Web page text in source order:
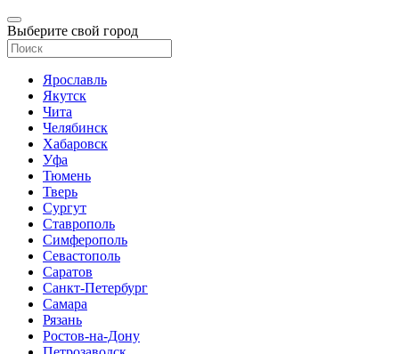
Выберите свой город
Ярославль
Якутск
Чита
Челябинск
Хабаровск
Уфа
Тюмень
Тверь
Сургут
Ставрополь
Симферополь
Севастополь
Саратов
Санкт-Петербург
Самара
Рязань
Ростов-на-Дону